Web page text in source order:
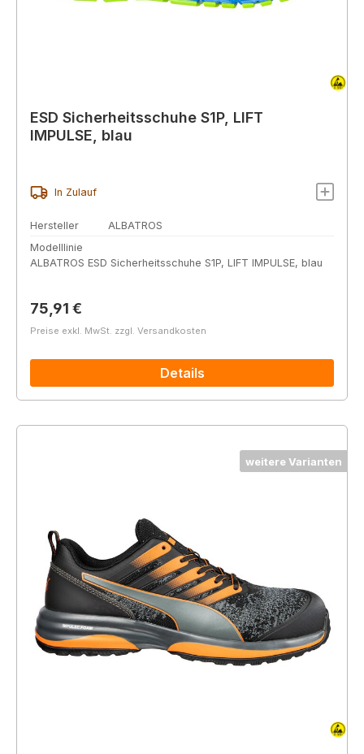
ESD Sicherheitsschuhe S1P, LIFT
IMPULSE, blau
In Zulauf
Hersteller
ALBATROS
Modelllinie
ALBATROS ESD Sicherheitsschuhe S1P, LIFT IMPULSE, blau
Regulärer Preis:
75,91 €
Preise exkl. MwSt. zzgl. Versandkosten
Details
weitere Varianten